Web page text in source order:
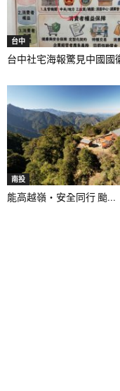
台中
台中社宅海報驚見中國國
南投
能高越嶺‧安全同行 颱...